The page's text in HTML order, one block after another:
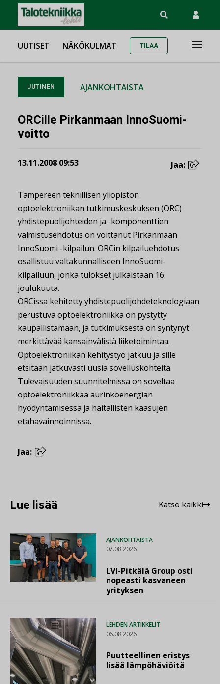
UUTISET NÄKÖKULMAT TILAA
UUTINEN AJANKOHTAISTA
ORCille Pirkanmaan InnoSuomi-
voitto
13.11.2008 09:53 Jaa:
Tampereen teknillisen yliopiston
optoelektroniikan tutkimuskeskuksen (ORC)
yhdistepuolijohteiden ja -komponenttien
valmistusehdotus on voittanut Pirkanmaan
InnoSuomi -kilpailun. ORCin kilpailuehdotus
osallistuu valtakunnalliseen InnoSuomi-
kilpailuun, jonka tulokset julkaistaan 16.
joulukuuta.
ORCissa kehitetty yhdistepuolijohdeteknologiaan
perustuva optoelektroniikka on pystytty
kaupallistamaan, ja tutkimuksesta on syntynyt
merkittävää kansainvälistä liiketoimintaa.
Optoelektroniikan kehitystyö jatkuu ja sille
etsitään jatkuvasti uusia sovelluskohteita.
Tulevaisuuden suunnitelmissa on soveltaa
optoelektroniikkaa aurinkoenergian
hyödyntämisessä ja haitallisten kaasujen
etähavainnoinnissa.
Jaa:
Lue lisää Katso kaikki
AJANKOHTAISTA
07.08.2026
LVI-Pitkälä Group osti
nopeasti kasvaneen
yrityksen
LEHDEN ARTIKKELIT
06.08.2026
Puutteellinen eristys
lisää lämpöhäviöitä